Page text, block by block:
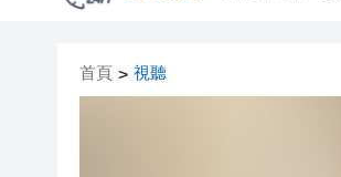
有片丨孕婦
首頁 > 視聽